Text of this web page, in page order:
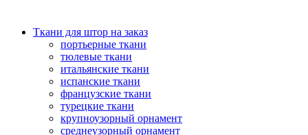
Ткани для штор на заказ
портьерные ткани
тюлевые ткани
итальянские ткани
испанские ткани
французские ткани
турецкие ткани
крупноузорный орнамент
среднеузорный орнамент